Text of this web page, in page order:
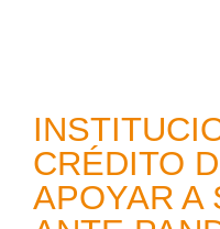
CRÉDITO
APOYAR A